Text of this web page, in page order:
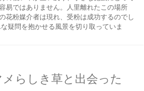
易ではありません。人里離れたこの場所
花粉媒介者は現れ、受粉は成功するのでし
疑問を抱かせる風景を切り取っていま
らしき草と出会った